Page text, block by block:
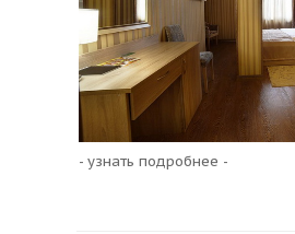
- узнать подробнее -